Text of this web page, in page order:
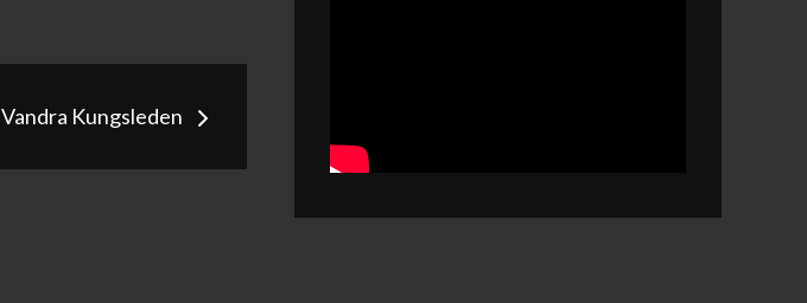
Vandra Kungsleden